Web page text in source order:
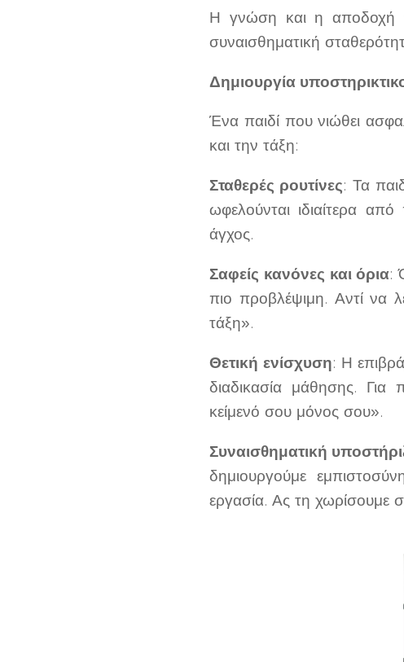
Η γνώση και η αποδοχή
συναισθηματική
Δημιουργία
Ένα παιδί που νιώθει
και την τάξη:
Σταθερές ρουτίνες: Τα
ωφελούνται ιδιαίτερα
άγχος.
Σαφείς κανόνες και όρια:
πιο προβλέψιμη. Αντί να
τάξη».
Θετική ενίσχυση: Η
διαδικασία μάθησης.
κείμενό σου μόνος σου».
Συναισθηματική
δημιουργούμε
εργασία. Ας τη χωρίσουμε